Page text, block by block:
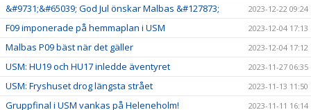
&#9731;&#65039; God Jul önskar Malbas &#127873; 2023-12-22 09:24
F09 imponerade på hemmaplan i USM 2023-12-04 17:13
Malbas P09 bäst när det gäller 2023-12-04 17:12
USM: HU19 och HU17 inledde äventyret 2023-11-27 06:35
USM: Fryshuset drog längsta strået 2023-11-13 11:50
Gruppfinal i USM vankas på Heleneholm! 2023-11-11 16:14